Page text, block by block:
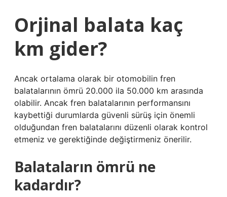
Orjinal balata kaç
km gider?
Ancak ortalama olarak bir otomobilin fren
balatalarının ömrü 20.000 ila 50.000 km arasında
olabilir. Ancak fren balatalarının performansını
kaybettiği durumlarda güvenli sürüş için önemli
olduğundan fren balatalarını düzenli olarak kontrol
etmeniz ve gerektiğinde değiştirmeniz önerilir.
Balataların ömrü ne
kadardır?